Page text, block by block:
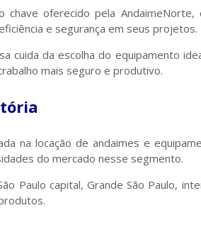
oferecido pela AndaimeNorte,
e segurança em seus projetos.
cuida da escolha do equipamento
mais seguro e produtivo.
na locação de andaimes e
do mercado nesse segmento.
Paulo capital, Grande São Paulo,